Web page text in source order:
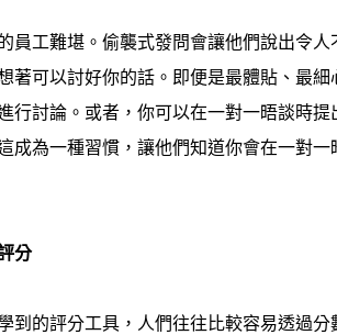
員工難堪。偷襲式發問會讓他們說出令
著可以討好你的話。即便是最體貼、最
行討論。或者，你可以在一對一晤談時
成為一種習慣，讓他們知道你會在一對
分
到的評分工具，人們往往比較容易透過